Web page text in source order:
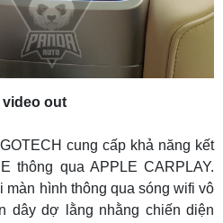
video out
cung cấp khả năng kết
thông qua APPLE CARPLAY.
hình thông qua sóng wifi vô
dây dợ lằng nhằng chiến diện